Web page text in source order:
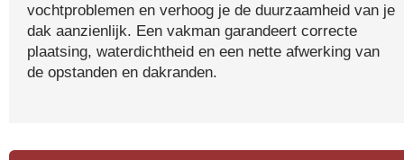
vochtproblemen en verhoog je de duurzaamheid van je
dak aanzienlijk. Een vakman garandeert correcte
plaatsing, waterdichtheid en een nette afwerking van
de opstanden en dakranden.